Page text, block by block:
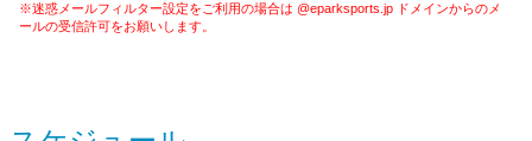
※迷惑メールフィルター設定をご利用の場合は @eparksports.jp ドメインからのメ
ールの受信許可をお願いします。